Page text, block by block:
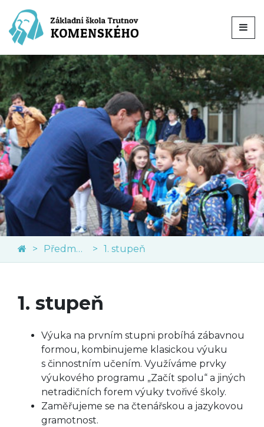
Předměty 1. stupeň
1. stupeň
Výuka na prvním stupni probíhá zábavnou
formou, kombinujeme klasickou výuku
s činnostním učením. Využíváme prvky
výukového programu „Začít spolu“ a jiných
netradičních forem výuky tvořivé školy.
Zaměřujeme se na čtenářskou a jazykovou
gramotnost.